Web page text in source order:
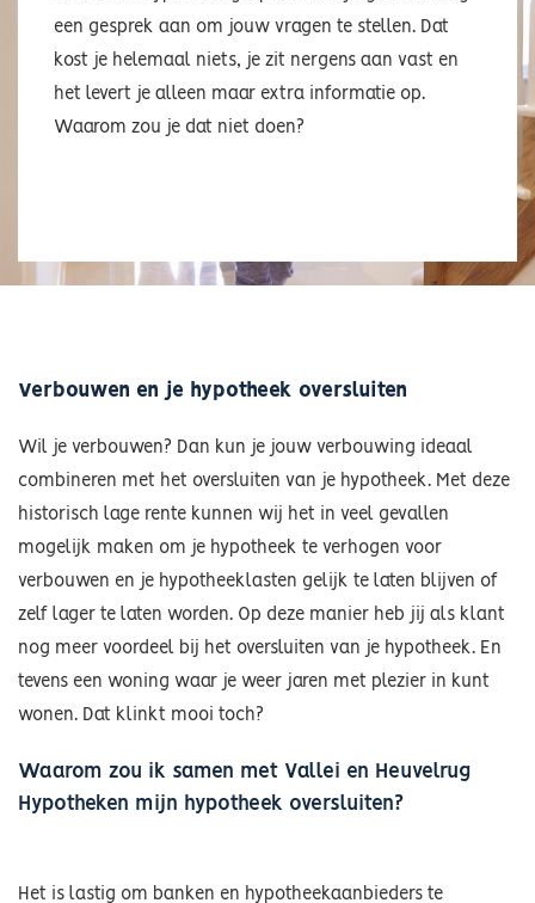
een gesprek aan om jouw vragen te stellen. Dat
kost je helemaal niets, je zit nergens aan vast en
het levert je alleen maar extra informatie op.
Waarom zou je dat niet doen?
Verbouwen en je hypotheek oversluiten
Wil je verbouwen? Dan kun je jouw verbouwing ideaal
combineren met het oversluiten van je hypotheek. Met deze
historisch lage rente kunnen wij het in veel gevallen
mogelijk maken om je hypotheek te verhogen voor
verbouwen en je hypotheeklasten gelijk te laten blijven of
zelf lager te laten worden. Op deze manier heb jij als klant
nog meer voordeel bij het oversluiten van je hypotheek. En
tevens een woning waar je weer jaren met plezier in kunt
wonen. Dat klinkt mooi toch?
Waarom zou ik samen met Vallei en Heuvelrug
Hypotheken mijn hypotheek oversluiten?
Het is lastig om banken en hypotheekaanbieders te